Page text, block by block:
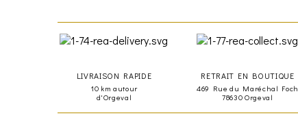
LIVRAISON RAPIDE
10 km autour
d'Orgeval
RETRAIT EN BOUTIQUE
469 Rue du Maréchal Foch
78630 Orgeval